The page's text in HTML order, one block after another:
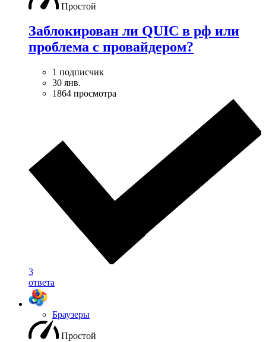
Простой
Заблокирован ли QUIC в рф или
проблема с провайдером?
1 подписчик
30 янв.
1864 просмотра
3
ответа
Браузеры
Простой